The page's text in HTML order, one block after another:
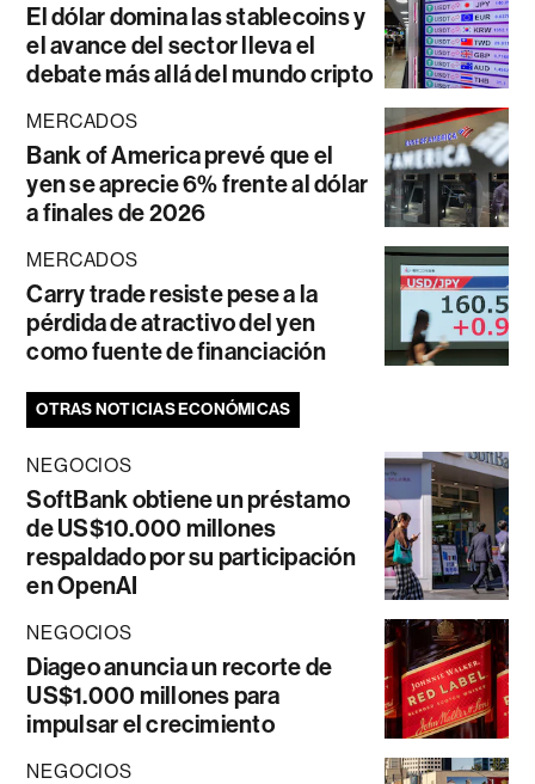
El dólar domina las stablecoins y
el avance del sector lleva el
debate más allá del mundo cripto
MERCADOS
Bank of America prevé que el
yen se aprecie 6% frente al dólar
a finales de 2026
MERCADOS
Carry trade resiste pese a la
pérdida de atractivo del yen
como fuente de financiación
OTRAS NOTICIAS ECONÓMICAS
NEGOCIOS
SoftBank obtiene un préstamo
de US$10.000 millones
respaldado por su participación
en OpenAI
NEGOCIOS
Diageo anuncia un recorte de
US$1.000 millones para
impulsar el crecimiento
NEGOCIOS